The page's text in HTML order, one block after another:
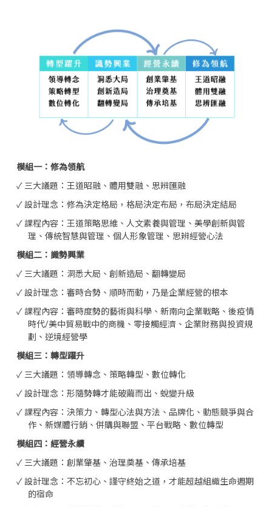
模組一：修為領航
✓ 三大議題：王道昭融、體用雙融、思辨匯融
✓ 設計理念：修為決定格局，格局決定布局，布局決定結局
✓ 課程內容：王道策略思維、人文素養與管理、美學創新與管
理、傳統智慧與管理、個人形象管理、思辨經營心法
模組二：識勢興業
✓ 三大議題：洞悉大局、創新造局、翻轉變局
✓ 設計理念：審時合勢、順時而動，乃是企業經營的根本
✓ 課程內容：審時度勢的藝術與科學、新南向企業戰略、後疫情
時代/美中貿易戰中的商機、零接觸經濟、企業財務與投資規
劃、逆境經營學
模組三：轉型躍升
✓ 三大議題：領導轉念、策略轉型、數位轉化
✓ 設計理念：形隨勢轉才能破繭而出、蛻變升級
✓ 課程內容：決策力、轉型心法與方法、品牌化、動態競爭與合
作、新媒體行銷、併購與聯盟、平台戰略、數位轉型
模組四：經營永續
✓ 三大議題：創業肇基、治理奠基、傳承培基
✓ 設計理念：不忘初心、謹守終始之道，才能超越組織生命週期
的宿命